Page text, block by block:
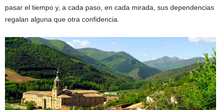
pasar el tiempo y, a cada paso, en cada mirada, sus dependencias
regalan alguna que otra confidencia.